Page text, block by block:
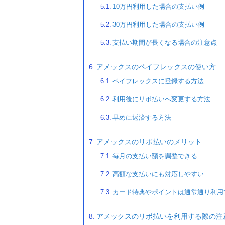
10万円利用した場合の支払い例
30万円利用した場合の支払い例
支払い期間が長くなる場合の注意点
アメックスのペイフレックスの使い方
ペイフレックスに登録する方法
利用後にリボ払いへ変更する方法
早めに返済する方法
アメックスのリボ払いのメリット
毎月の支払い額を調整できる
高額な支払いにも対応しやすい
カード特典やポイントは通常通り利用
アメックスのリボ払いを利用する際の注